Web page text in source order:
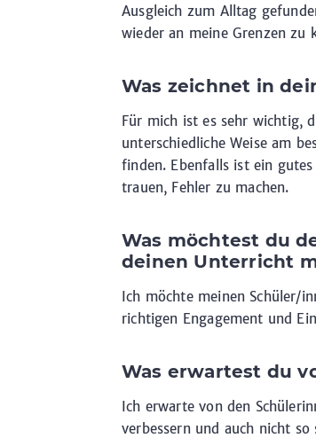
Ausgleich zum Alltag
wieder an meine Grenzen zu
Was zeichnet in
Für mich ist es sehr wichtig,
unterschiedliche Weise am
finden. Ebenfalls ist ein
trauen, Fehler zu machen.
Was möchtest du
deinen Unterricht
Ich möchte meinen Schüler/
richtigen Engagement und
Was erwartest du
Ich erwarte von den
verbessern und auch nicht